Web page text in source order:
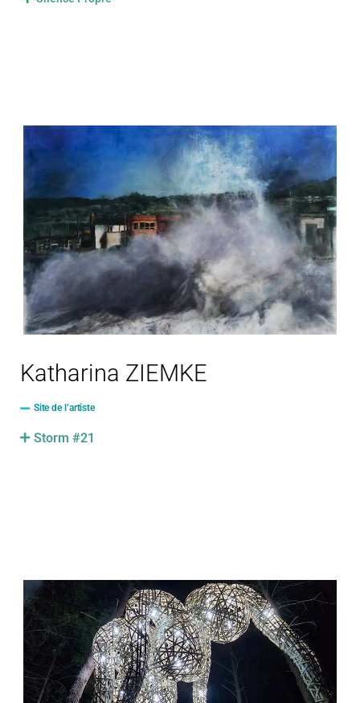
Katharina ZIEMKE
Site de l’artiste
Storm #21